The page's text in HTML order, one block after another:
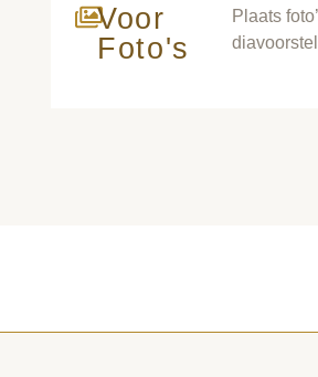
Voor
Foto's
Plaats